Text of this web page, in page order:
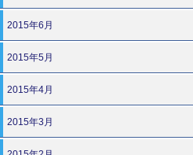
2015年6月
2015年5月
2015年4月
2015年3月